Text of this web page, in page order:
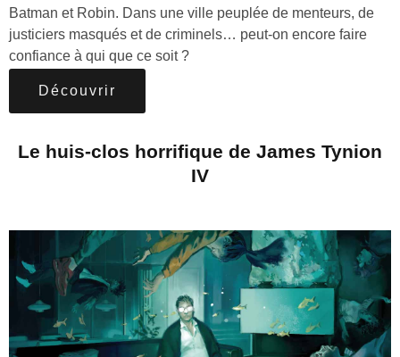
Batman et Robin. Dans une ville peuplée de menteurs, de
justiciers masqués et de criminels… peut-on encore faire
confiance à qui que ce soit ?
Découvrir
Le huis-clos horrifique de James Tynion
IV